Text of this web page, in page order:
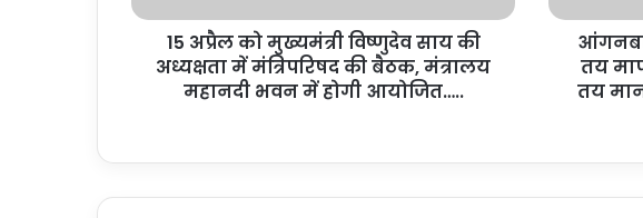
15 अप्रैल को मुख्यमंत्री विष्णुदेव साय की
अध्यक्षता में मंत्रिपरिषद की बैठक, मंत्रालय
महानदी भवन में होगी आयोजित…..
तय
तय